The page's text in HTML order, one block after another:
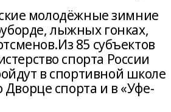
молодёжные зимние
лыжных гонках,
85 субъектов
спорта России
в спортивной школе
спорта и в «Уфе-